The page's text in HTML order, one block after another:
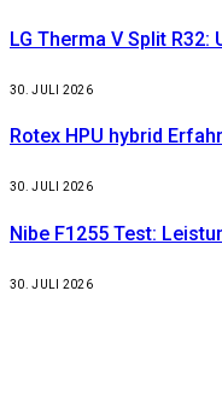
LG Therma V Split
30. JULI 2026
Rotex HPU hybrid
30. JULI 2026
Nibe F1255 Test:
30. JULI 2026